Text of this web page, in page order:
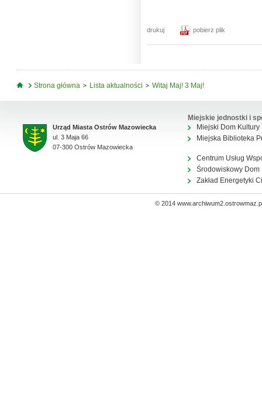
drukuj pobierz plik
Jesteś tutaj
Strona główna Lista aktualności Witaj Maj! 3 Maj!
Urząd Miasta Ostrów Mazowiecka
ul. 3 Maja 66
07-300 Ostrów Mazowiecka
Miejskie jednostki i
Miejski Dom Kultury
Miejska Biblioteka
Centrum Usług
Środowiskowy Dom
Zakład Energetyki
© 2014